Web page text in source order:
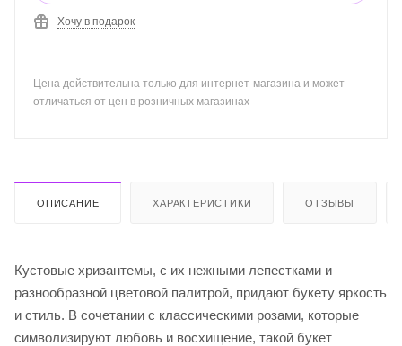
Хочу в подарок
Цена действительна только для интернет-магазина и может
отличаться от цен в розничных магазинах
ОПИСАНИЕ ХАРАКТЕРИСТИКИ ОТЗЫВЫ
Кустовые хризантемы, с их нежными лепестками и
разнообразной цветовой палитрой, придают букету яркость
и стиль. В сочетании с классическими розами, которые
символизируют любовь и восхищение, такой букет